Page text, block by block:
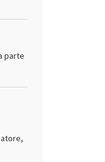
parte